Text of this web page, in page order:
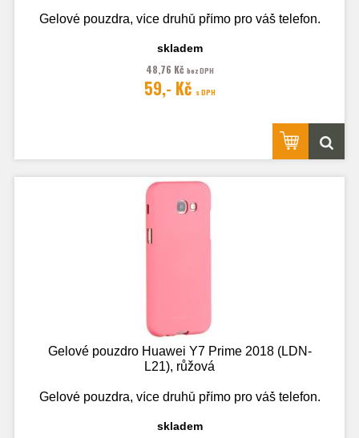
Gelové pouzdra, více druhů přímo pro váš telefon.
Fotografie je pouze ilustrační.
skladem
48,76 Kč bez DPH
59,- Kč s DPH
Gelové pouzdro Huawei Y7 Prime 2018 (LDN-
L21), růžová
Gelové pouzdra, více druhů přímo pro váš telefon.
skladem